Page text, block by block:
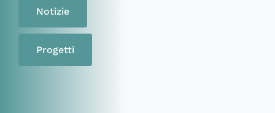
Notizie
Progetti